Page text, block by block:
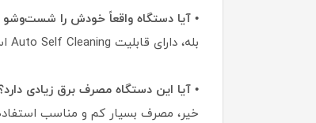
• آیا دستگاه واقعاً خودش را
بله، دارای قابلیت Auto Self Cleaning است و تنها با زدن یک دکمه دستگاه خودش چرخه شست‌وشو را انجام می‌دهد.
• آیا این دستگاه مصرف برق زیادی
خیر، مصرف بسیار کم و مناسب استفاده